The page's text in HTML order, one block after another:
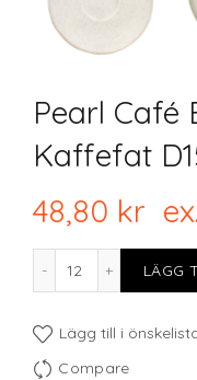
Pearl Café
Kaffefat
48,80 kr
Pearl Café
LÄGG
Lägg till i
Compare